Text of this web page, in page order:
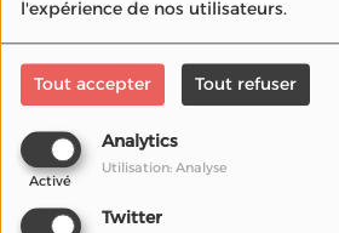
l'expérience de nos utilisateurs.
Tout accepter Tout refuser
Analytics
Activé
Utilisation: Analyse
Twitter
Email
(L’email est obligatoire )
Mot de passe
(Le mot de passe est obligatoire)
Se connecter